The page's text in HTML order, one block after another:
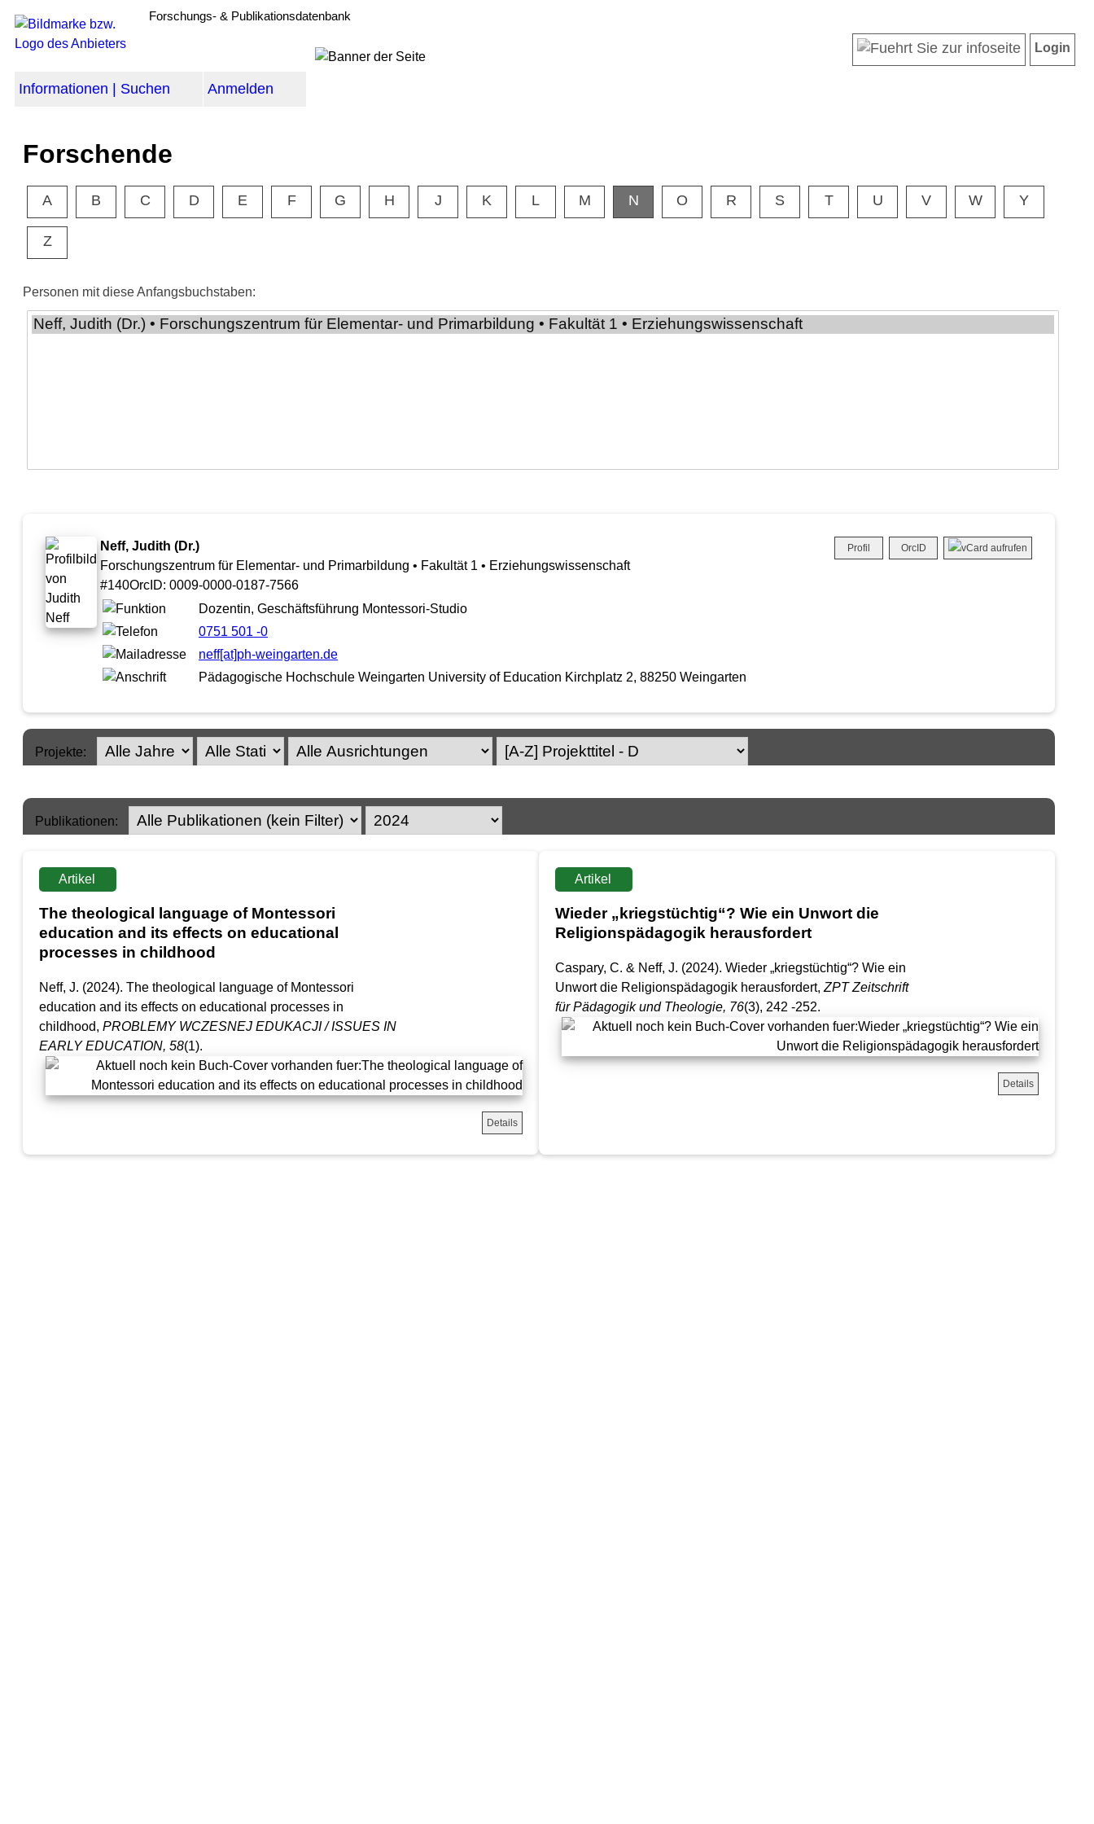
Forschungs- & Publikationsdatenbank
Informationen | Suchen Anmelden
Login
Forschende
A B C D E F G H J K L M N O R S T U V W Y
Z
Personen mit diese Anfangsbuchstaben:
Neff, Judith (Dr.)
Forschungszentrum für Elementar- und Primarbildung • Fakultät 1 • Erziehungswissenschaft
#140OrcID: 0009-0000-0187-7566
Dozentin, Geschäftsführung Montessori-Studio
0751 501 -0
neff[at]ph-weingarten.de
Pädagogische Hochschule Weingarten University of Education Kirchplatz 2, 88250 Weingarten
Profil OrcID
Projekte:
Publikationen:
Artikel
The theological language of Montessori
education and its effects on educational
processes in childhood
Neff, J. (2024). The theological language of Montessori
education and its effects on educational processes in
childhood, PROBLEMY WCZESNEJ EDUKACJI / ISSUES IN
EARLY EDUCATION, 58(1).
Details
Artikel
Wieder „kriegstüchtig“? Wie ein Unwort die
Religionspädagogik herausfordert
Caspary, C. & Neff, J. (2024). Wieder „kriegstüchtig“? Wie ein
Unwort die Religionspädagogik herausfordert, ZPT Zeitschrift
für Pädagogik und Theologie, 76(3), 242 -252.
Details